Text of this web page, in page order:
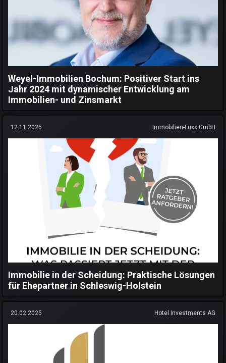
Weyel-Immobilien Bochum: Positiver Start ins
Jahr 2024 mit dynamischer Entwicklung am
Immobilien- und Zinsmarkt
12.11.2025 Immobilien-Fuxx GmbH
Immobilie in der Scheidung: Praktische Lösungen
für Ehepartner in Schleswig-Holstein
20.02.2025 Hotel Investments AG